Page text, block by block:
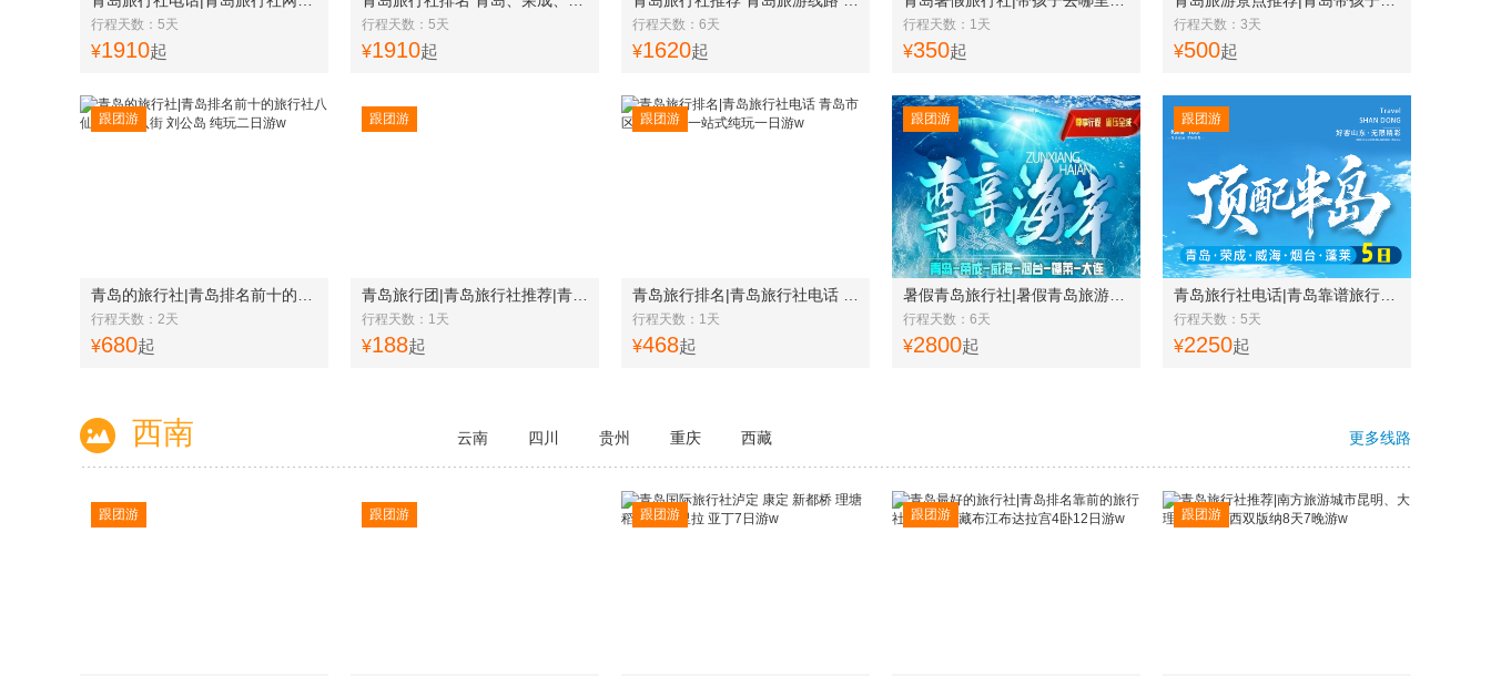
行程天数：5天
¥1910起
行程天数：5天
¥1910起
行程天数：6天
¥1620起
行程天数：1天
¥350起
行程天数：3天
¥500起
行程天数：2天
¥680起
跟团游
行程天数：1天
¥188起
跟团游
行程天数：1天
¥468起
跟团游
行程天数：6天
¥2800起
跟团游
行程天数：5天
¥2250起
跟团游
更多线路
西南 云南 四川 贵州 重庆 西藏
跟团游 跟团游 跟团游 跟团游 跟团游